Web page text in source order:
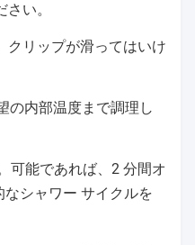
い。
クリップが滑ってはいけ
の内部温度まで調理し
可能であれば、2 分間オ
シャワー サイクルを